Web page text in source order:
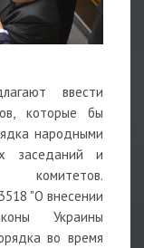
ввести
которые бы
народными
заседаний и
комитетов.
"О внесении
Украины
во время